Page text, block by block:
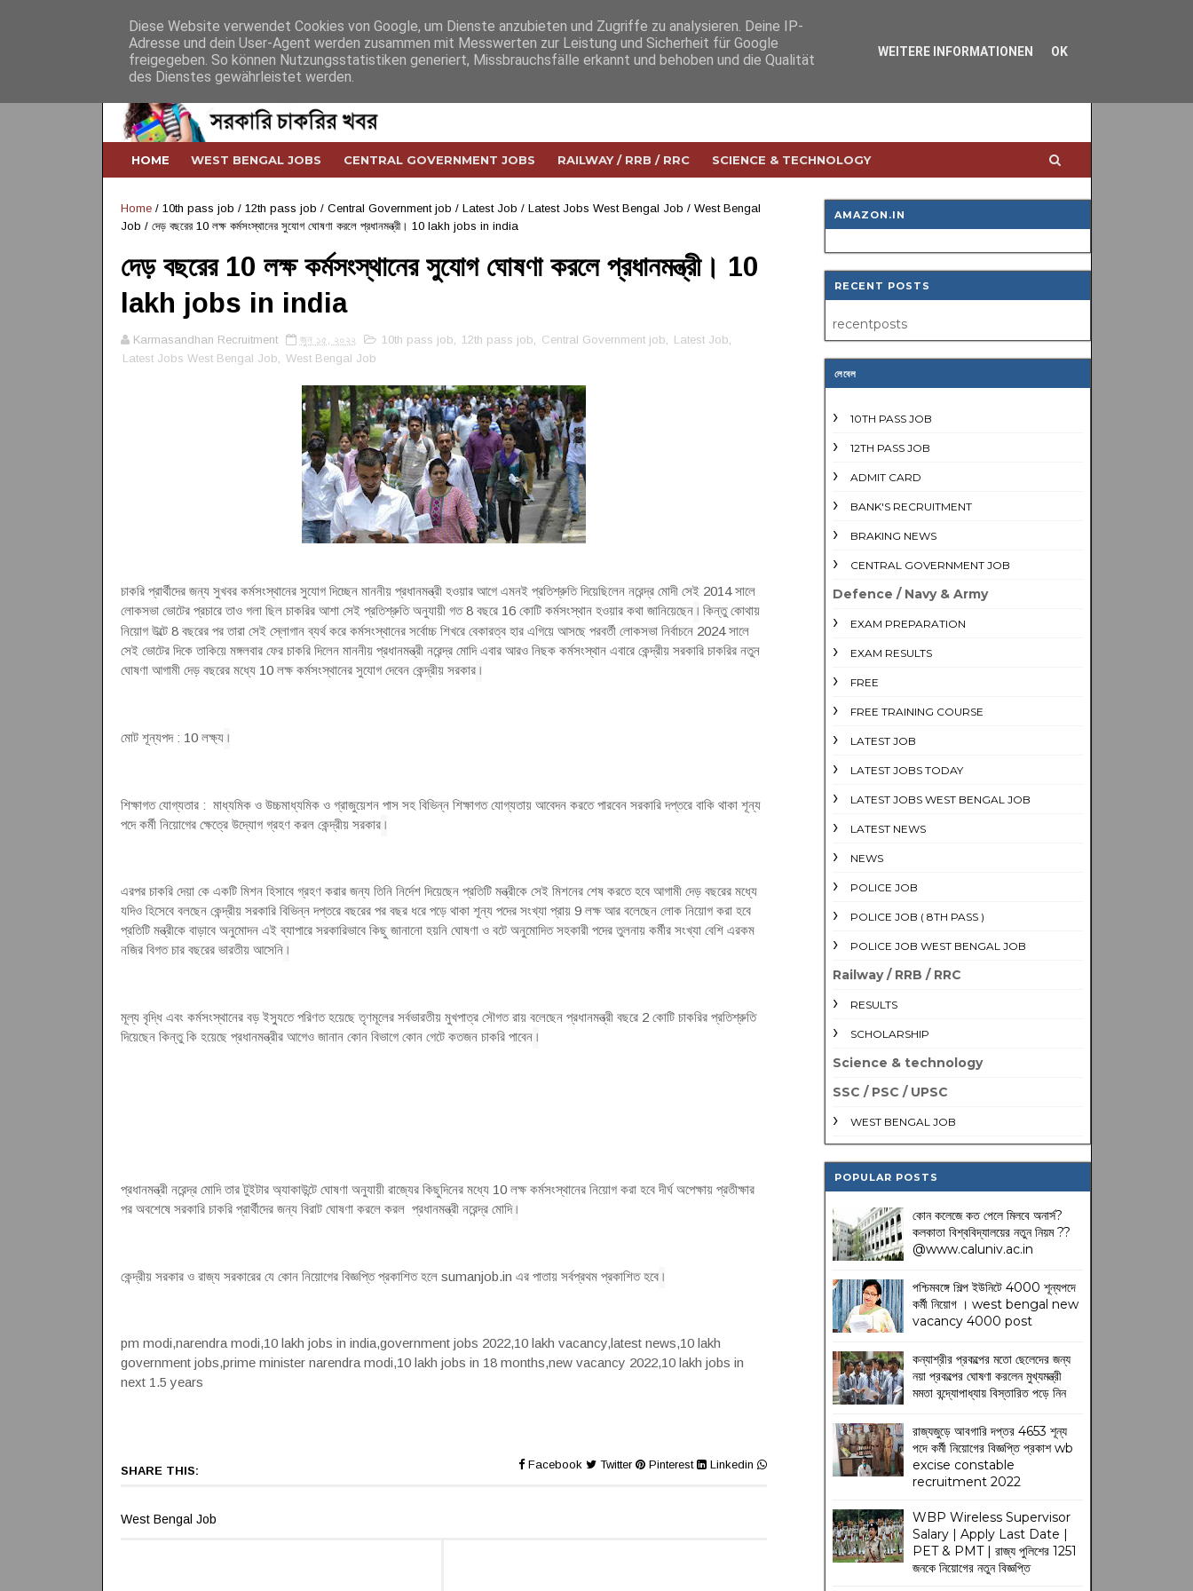
HOME WEST BENGAL JOBS CENTRAL GOVERNMENT JOBS RAILWAY / RRB / RRC SCIENCE & TECHNOLOGY
Home/ 10th pass job / 12th pass job / Central Government job / Latest Job / Latest Jobs West Bengal Job / West Bengal
Job / দেড় বছরের 10 লক্ষ কর্মসংস্থানের সুযোগ ঘোষণা করলে প্রধানমন্ত্রী। 10 lakh jobs in india
দেড় বছরের 10 লক্ষ কর্মসংস্থানের সুযোগ ঘোষণা করলে প্রধানমন্ত্রী। 10
lakh jobs in india
Karmasandhan Recruitment জুন ১৫, ২০২২ 10th pass job, 12th pass job, Central Government job, Latest Job,
Latest Jobs West Bengal Job, West Bengal Job
চাকরি প্রার্থীদের জন্য সুখবর কর্মসংস্থানের সুযোগ দিচ্ছেন মাননীয় প্রধানমন্ত্রী হওয়ার আগে এমনই প্রতিশ্রুতি দিয়েছিলেন নরেন্দ্র মোদী সেই 2014 সালে
লোকসভা ভোটের প্রচারে তাও গলা ছিল চাকরির আশা সেই প্রতিশ্রুতি অনুযায়ী গত 8 বছরে 16 কোটি কর্মসংস্থান হওয়ার কথা জানিয়েছেন। কিন্তু কোথায়
নিয়োগ উল্টে 8 বছরের পর তারা সেই স্লোগান ব্যর্থ করে কর্মসংস্থানের সর্বোচ্চ শিখরে বেকারত্ব হার এগিয়ে আসছে পরবর্তী লোকসভা নির্বাচনে 2024 সালে
সেই ভোটের দিকে তাকিয়ে মঙ্গলবার ফের চাকরি দিলেন মাননীয় প্রধানমন্ত্রী নরেন্দ্র মোদি এবার আরও নিছক কর্মসংস্থান এবারে কেন্দ্রীয় সরকারি চাকরির নতুন
ঘোষণা আগামী দেড় বছরের মধ্যে 10 লক্ষ কর্মসংস্থানের সুযোগ দেবেন কেন্দ্রীয় সরকার।
মোট শূন্যপদ : 10 লক্ষ্য।
শিক্ষাগত যোগ্যতার : মাধ্যমিক ও উচ্চমাধ্যমিক ও গ্রাজুয়েশন পাস সহ বিভিন্ন শিক্ষাগত যোগ্যতায় আবেদন করতে পারবেন সরকারি দপ্তরে বাকি থাকা শূন্য
পদে কর্মী নিয়োগের ক্ষেত্রে উদ্যোগ গ্রহণ করল কেন্দ্রীয় সরকার।
এরপর চাকরি দেয়া কে একটি মিশন হিসাবে গ্রহণ করার জন্য তিনি নির্দেশ দিয়েছেন প্রতিটি মন্ত্রীকে সেই মিশনের শেষ করতে হবে আগামী দেড় বছরের মধ্যে
যদিও হিসেবে বলছেন কেন্দ্রীয় সরকারি বিভিন্ন দপ্তরে বছরের পর বছর ধরে পড়ে থাকা শূন্য পদের সংখ্যা প্রায় 9 লক্ষ আর বলেছেন লোক নিয়োগ করা হবে
প্রতিটি মন্ত্রীকে বাড়াবে অনুমোদন এই ব্যাপারে সরকারিভাবে কিছু জানানো হয়নি ঘোষণা ও বটে অনুমোদিত সহকারী পদের তুলনায় কর্মীর সংখ্যা বেশি এরকম
নজির বিগত চার বছরের ভারতীয় আসেনি।
মূল্য বৃদ্ধি এবং কর্মসংস্থানের বড় ইস্যুতে পরিণত হয়েছে তৃণমূলের সর্বভারতীয় মুখপাত্র সৌগত রায় বলেছেন প্রধানমন্ত্রী বছরে 2 কোটি চাকরির প্রতিশ্রুতি
দিয়েছেন কিন্তু কি হয়েছে প্রধানমন্ত্রীর আগেও জানান কোন বিভাগে কোন গেটে কতজন চাকরি পাবেন।
প্রধানমন্ত্রী নরেন্দ্র মোদি তার টুইটার অ্যাকাউন্টে ঘোষণা অনুযায়ী রাজ্যের কিছুদিনের মধ্যে 10 লক্ষ কর্মসংস্থানের নিয়োগ করা হবে দীর্ঘ অপেক্ষায় প্রতীক্ষার
পর অবশেষে সরকারি চাকরি প্রার্থীদের জন্য বিরাট ঘোষণা করলে করল প্রধানমন্ত্রী নরেন্দ্র মোদি।
কেন্দ্রীয় সরকার ও রাজ্য সরকারের যে কোন নিয়োগের বিজ্ঞপ্তি প্রকাশিত হলে sumanjob.in এর পাতায় সর্বপ্রথম প্রকাশিত হবে।
pm modi,narendra modi,10 lakh jobs in india,government jobs 2022,10 lakh vacancy,latest news,10 lakh
government jobs,prime minister narendra modi,10 lakh jobs in 18 months,new vacancy 2022,10 lakh jobs in
next 1.5 years
SHARE THIS: Facebook Twitter Pinterest Linkedin
West Bengal Job
AMAZON.IN
RECENT POSTS
recentposts
লেবেল
10TH PASS JOB
12TH PASS JOB
ADMIT CARD
BANK'S RECRUITMENT
BRAKING NEWS
CENTRAL GOVERNMENT JOB
Defence / Navy & Army
EXAM PREPARATION
EXAM RESULTS
FREE
FREE TRAINING COURSE
LATEST JOB
LATEST JOBS TODAY
LATEST JOBS WEST BENGAL JOB
LATEST NEWS
NEWS
POLICE JOB
POLICE JOB ( 8TH PASS )
POLICE JOB WEST BENGAL JOB
Railway / RRB / RRC
RESULTS
SCHOLARSHIP
Science & technology
SSC / PSC / UPSC
WEST BENGAL JOB
POPULAR POSTS
কোন কলেজে কত পেলে মিলবে অনার্স?
কলকাতা বিশ্ববিদ্যালয়ের নতুন নিয়ম??
@www.caluniv.ac.in
পশ্চিমবঙ্গে শিল্প ইউনিটে 4000 শূন্যপদে
কর্মী নিয়োগ । west bengal new
vacancy 4000 post
কন্যাশ্রীর প্রকল্পের মতো ছেলেদের জন্য
নয়া প্রকল্পের ঘোষণা করলেন মুখ্যমন্ত্রী
মমতা বন্দ্যোপাধ্যায় বিস্তারিত পড়ে নিন
রাজ্যজুড়ে আবগারি দপ্তর 4653 শূন্য
পদে কর্মী নিয়োগের বিজ্ঞপ্তি প্রকাশ wb
excise constable
recruitment 2022
WBP Wireless Supervisor
Salary | Apply Last Date |
PET & PMT | রাজ্য পুলিশের 1251
জনকে নিয়োগের নতুন বিজ্ঞপ্তি
Diese Website verwendet Cookies von Google, um Dienste anzubieten und Zugriffe zu analysieren. Deine IP-
Adresse und dein User-Agent werden zusammen mit Messwerten zur Leistung und Sicherheit für Google
freigegeben. So können Nutzungsstatistiken generiert, Missbrauchsfälle erkannt und behoben und die Qualität
des Dienstes gewährleistet werden.
WEITERE INFORMATIONEN OK